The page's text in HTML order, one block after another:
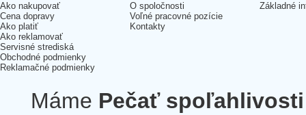
Ako nakupovať
Cena dopravy
Ako platiť
Ako reklamovať
Servisné strediská
Obchodné podmienky
Reklamačné podmienky
O spoločnosti
Voľné pracovné pozície
Kontakty
Základné
Máme Pečať spoľahlivosti